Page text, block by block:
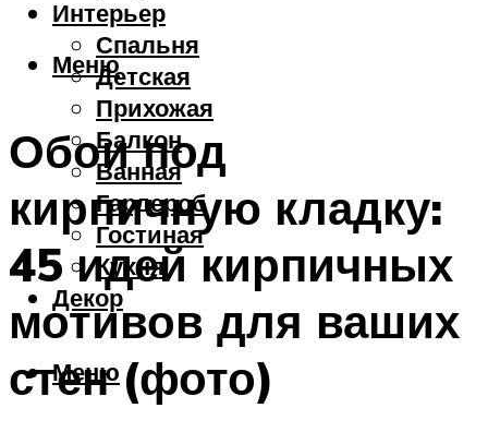
Интерьер
Спальня
Детская
Прихожая
Балкон
Ванная
Гардероб
Гостиная
Кухня
Декор
Меню
Меню
Обои под
кирпичную кладку:
45 идей кирпичных
мотивов для ваших
стен (фото)